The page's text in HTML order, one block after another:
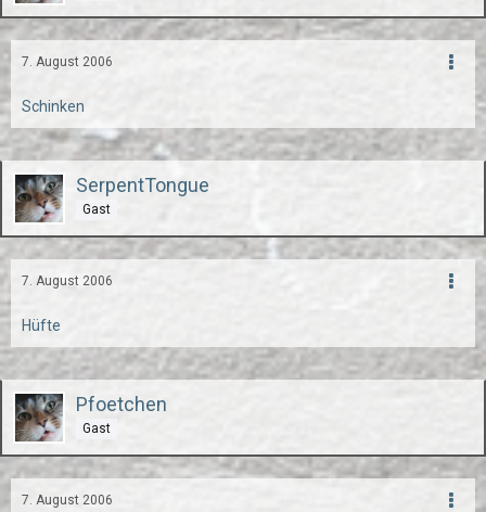
7. August 2006
Schinken
SerpentTongue
Gast
7. August 2006
Hüfte
Pfoetchen
Gast
7. August 2006